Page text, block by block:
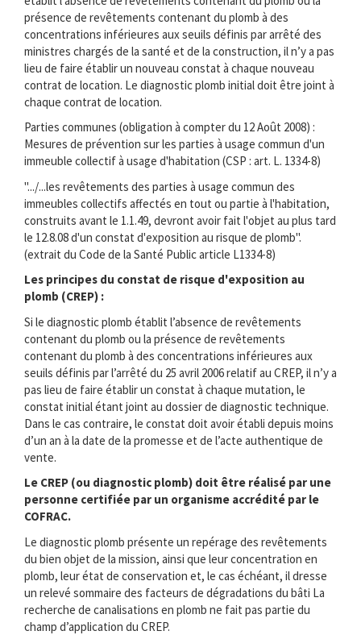
présence de revêtements contenant du plomb à des
concentrations inférieures aux seuils définis par arrêté des
ministres chargés de la santé et de la construction, il n’y a pas
lieu de faire établir un nouveau constat à chaque nouveau
contrat de location. Le diagnostic plomb initial doit être joint à
chaque contrat de location.
Parties communes (obligation à compter du 12 Août 2008) :
Mesures de prévention sur les parties à usage commun d'un
immeuble collectif à usage d'habitation (CSP : art. L. 1334-8)
".../...les revêtements des parties à usage commun des
immeubles collectifs affectés en tout ou partie à l'habitation,
construits avant le 1.1.49, devront avoir fait l'objet au plus tard
le 12.8.08 d'un constat d'exposition au risque de plomb".
(extrait du Code de la Santé Public article L1334-8)
Les principes du constat de risque d'exposition au
plomb (CREP) :
Si le diagnostic plomb établit l’absence de revêtements
contenant du plomb ou la présence de revêtements
contenant du plomb à des concentrations inférieures aux
seuils définis par l’arrêté du 25 avril 2006 relatif au CREP, il n’y a
pas lieu de faire établir un constat à chaque mutation, le
constat initial étant joint au dossier de diagnostic technique.
Dans le cas contraire, le constat doit avoir établi depuis moins
d’un an à la date de la promesse et de l’acte authentique de
vente.
Le CREP (ou diagnostic plomb) doit être réalisé par une
personne certifiée par un organisme accrédité par le
COFRAC.
Le diagnostic plomb présente un repérage des revêtements
du bien objet de la mission, ainsi que leur concentration en
plomb, leur état de conservation et, le cas échéant, il dresse
un relevé sommaire des facteurs de dégradations du bâti La
recherche de canalisations en plomb ne fait pas partie du
champ d’application du CREP.